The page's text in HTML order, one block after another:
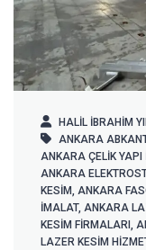
HALIL IBRAHIM
ANKARA
ANKARA ÇELIK YAPI
ANKARA
KESIM ANKARA
IMALAT, ANKARA
KESIM FIRMALARI
LAZER KESIM